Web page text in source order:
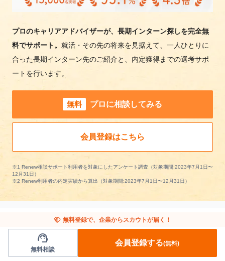
プロのキャリアアドバイザーが、長期インターン探しを完全無
料でサポート。 就活・その先の将来を見据えて、一人ひとりに
合った長期インターン先のご紹介と、内定獲得までの選考サポ
ートを行います。
無料 プロに相談してみる
会員登録はこちら
※1 Renew相談サポート利用者を対象にしたアンケート調査（対象期間:2023年7月1日〜
12月31日）
※2 Renew利用者の内定実績から算出（対象期間:2023年7月1日〜12月31日）
サービスの長期インターンを条件で絞り込む
handshake 無料登録で、企業からスカウトが届く！
support_agent
無料相談
会員登録する(無料)